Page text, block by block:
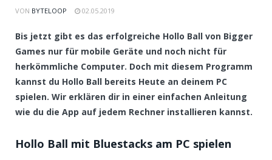
VON BYTELOOP 02.05.2019
Bis jetzt gibt es das erfolgreiche Hollo Ball von Bigger
Games nur für mobile Geräte und noch nicht für
herkömmliche Computer. Doch mit diesem Programm
kannst du Hollo Ball bereits Heute an deinem PC
spielen. Wir erklären dir in einer einfachen Anleitung
wie du die App auf jedem Rechner installieren kannst.
Hollo Ball mit Bluestacks am PC spielen